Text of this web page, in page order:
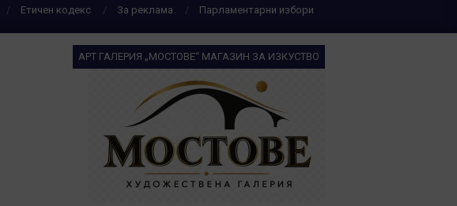
Етичен кодекс За реклама
Парламентарни избори
АРТ ГАЛЕРИЯ „МОСТОВЕ“ МАГАЗИН ЗА ИЗКУСТВО